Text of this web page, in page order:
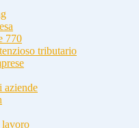
770
tributario
aziende
lavoro